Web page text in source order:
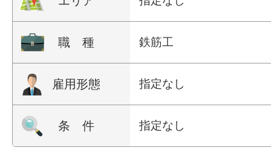
職 種 鉄筋工
雇用形態 指定なし
条 件 指定なし